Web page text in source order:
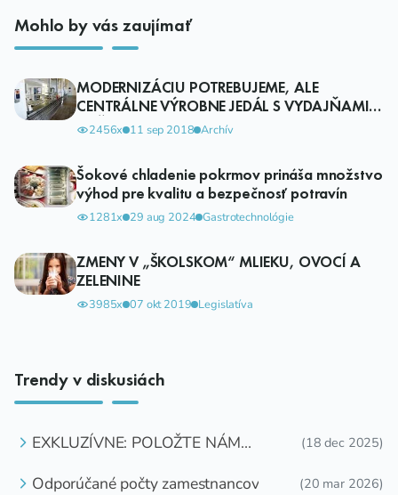
Mohlo by vás zaujímať
MODERNIZÁCIU POTREBUJEME, ALE
CENTRÁLNE VÝROBNE JEDÁL S VYDAJŇAMI
TIEŽ?
2456x 11 sep 2018 Archív
Šokové chladenie pokrmov prináša množstvo
výhod pre kvalitu a bezpečnosť potravín
1281x 29 aug 2024 Gastrotechnológie
ZMENY V „ŠKOLSKOM“ MLIEKU, OVOCÍ A
ZELENINE
3985x 07 okt 2019 Legislatíva
Trendy v diskusiách
EXKLUZÍVNE: POLOŽTE NÁM
(18 dec 2025)
Odporúčané počty zamestnancov (20 mar 2026)